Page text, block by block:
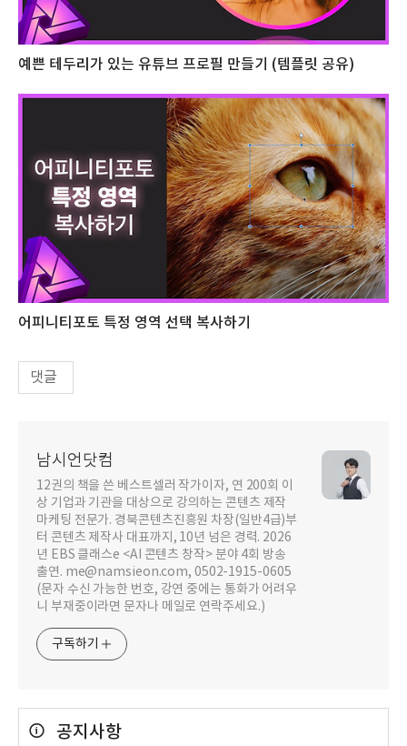
예쁜 테두리가 있는 유튜브 프로필 만들기 (템플릿 공유)
어피니티포토 특정 영역 선택 복사하기
댓글
남시언닷컴
12권의 책을 쓴 베스트셀러 작가이자, 연 200회 이
상 기업과 기관을 대상으로 강의하는 콘텐츠 제작
마케팅 전문가. 경북콘텐츠진흥원 차장(일반4급)부
터 콘텐츠 제작사 대표까지, 10년 넘은 경력. 2026
년 EBS 클래스e <AI 콘텐츠 창작> 분야 4회 방송
출연. me@namsieon.com, 0502-1915-0605
(문자 수신 가능한 번호, 강연 중에는 통화가 어려우
니 부재중이라면 문자나 메일로 연락주세요.)
구독하기
공지사항